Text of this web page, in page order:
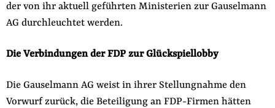
der von ihr aktuell geführten Ministerien zur Gauselmann
AG durchleuchtet werden.
Die Verbindungen der FDP zur Glückspiellobby
Die Gauselmann AG weist in ihrer Stellungnahme den
Vorwurf zurück, die Beteiligung an FDP-Firmen hätten